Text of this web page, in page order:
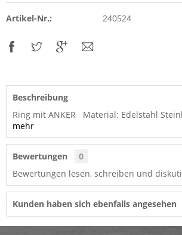
Artikel-Nr.: 240524
Beschreibung
Ring mit ANKER Material: Edelstahl
mehr
Bewertungen
0
Bewertungen lesen, schreiben und
Kunden haben sich ebenfalls angesehen